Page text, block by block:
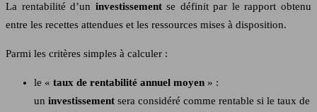
La rentabilité d’un investissementse définit par le rapport obtenu
entre les recettes attendues et les ressources mises à disposition.
Parmi les critères simples à calculer :
le « taux de rentabilité annuel moyen » :
un investissement sera considéré comme rentable si le taux de